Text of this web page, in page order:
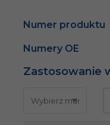
Numer produktu
Numery OE
Zastosowanie